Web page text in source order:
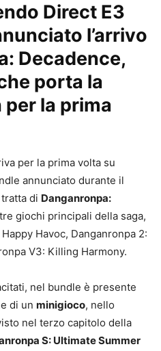
Direct E3
l’arrivo
Decadence,
porta la
la prima
per la prima volta su
annunciato durante il
di Danganronpa:
giochi principali della saga,
Havoc, Danganronpa 2:
V3: Killing Harmony.
nel bundle è presente
di un minigioco, nello
nel terzo capitolo della
S: Ultimate Summer